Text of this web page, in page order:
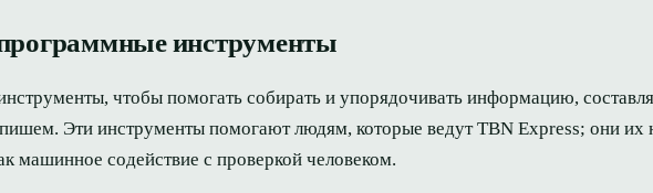
инструменты
чтобы помогать собирать и упорядочивать информацию,
Эти инструменты помогают людям, которые ведут TBN Express; они их
машинное содействие с проверкой человеком.